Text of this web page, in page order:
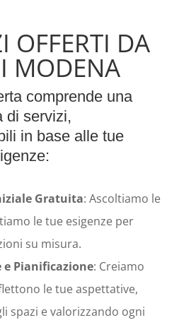
OFFERTI DA
MODENA
comprende una
di servizi,
in base alle tue
Gratuita: Ascoltiamo le
le tue esigenze per
su misura.
e Pianificazione: Creiamo
le tue aspettative,
spazi e valorizzando ogni